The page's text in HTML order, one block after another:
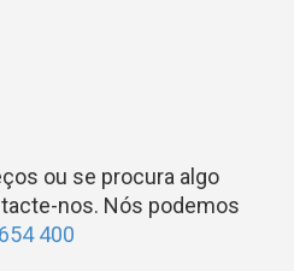
ou se procura algo
nos. Nós podemos
400